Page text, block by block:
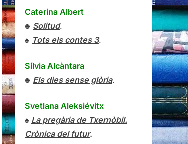
Caterina Albert
♣ Solitud.
♠ Tots els contes 3.
Sílvia Alcàntara
♣ Els dies sense glòria.
Svetlana Aleksiévitx
♠ La pregària de Txernòbil.
Crònica del futur.